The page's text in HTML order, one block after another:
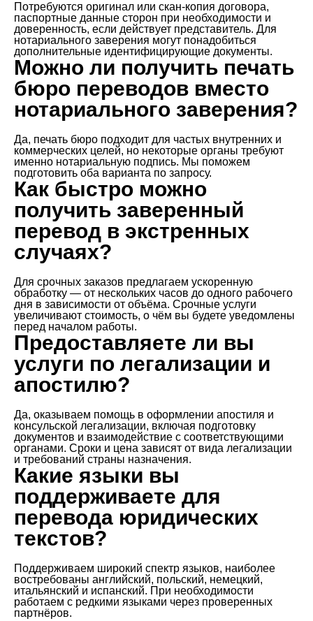
Потребуются оригинал или скан-копия договора,
паспортные данные сторон при необходимости и
доверенность, если действует представитель. Для
нотариального заверения могут понадобиться
дополнительные идентифицирующие документы.
Можно ли получить печать
бюро переводов вместо
нотариального заверения?
Да, печать бюро подходит для частых внутренних и
коммерческих целей, но некоторые органы требуют
именно нотариальную подпись. Мы поможем
подготовить оба варианта по запросу.
Как быстро можно
получить заверенный
перевод в экстренных
случаях?
Для срочных заказов предлагаем ускоренную
обработку — от нескольких часов до одного рабочего
дня в зависимости от объёма. Срочные услуги
увеличивают стоимость, о чём вы будете уведомлены
перед началом работы.
Предоставляете ли вы
услуги по легализации и
апостилю?
Да, оказываем помощь в оформлении апостиля и
консульской легализации, включая подготовку
документов и взаимодействие с соответствующими
органами. Сроки и цена зависят от вида легализации
и требований страны назначения.
Какие языки вы
поддерживаете для
перевода юридических
текстов?
Поддерживаем широкий спектр языков, наиболее
востребованы английский, польский, немецкий,
итальянский и испанский. При необходимости
работаем с редкими языками через проверенных
партнёров.